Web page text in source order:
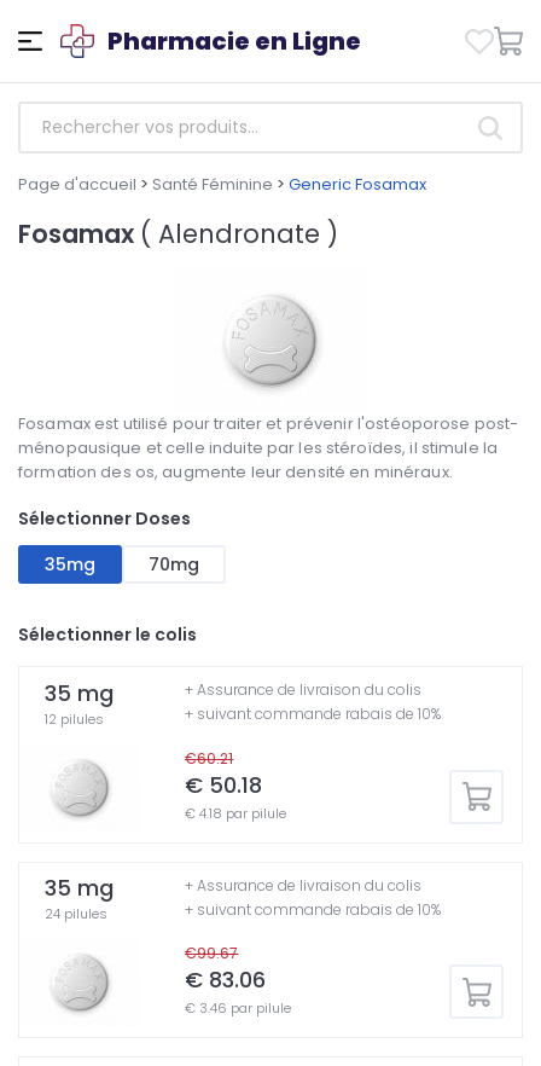
Pharmacie en Ligne
Page d'accueil > Santé Féminine > Generic Fosamax
Fosamax ( Alendronate )
Fosamax est utilisé pour traiter et prévenir l'ostéoporose post-
ménopausique et celle induite par les stéroïdes, il stimule la
formation des os, augmente leur densité en minéraux.
Sélectionner Doses
35mg
70mg
Sélectionner le colis
35 mg
12 pilules
€60.21
€ 50.18
€ 4.18 par pilule
+ Assurance de livraison du colis
+ suivant commande rabais de 10%
35 mg
24 pilules
€99.67
€ 83.06
€ 3.46 par pilule
+ Assurance de livraison du colis
+ suivant commande rabais de 10%